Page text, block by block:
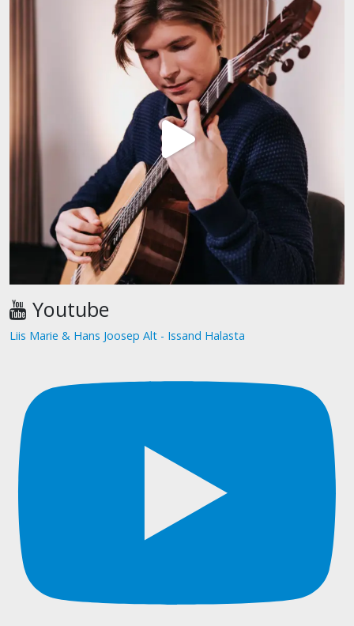
Youtube
Liis Marie & Hans Joosep Alt - Issand Halasta